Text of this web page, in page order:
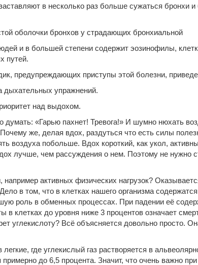
в несколько раз больше сужаться
оболочки бронхов у страдающих бронхиальной
и в большей степени содержит эозинофилы,
путей.
предупреждающих приступы этой болезни,
дыхательных упражнений.
над выдохом.
«Гарью пахнет! Тревога!» И шумно нюхать
же, делая вдох, раздуться что есть силы
воздуха побольше. Вдох короткий, как укол,
лучше, чем рассуждения о нем. Поэтому не нужно
например активных физических нагрузок?
в том, что в клетках нашего организма
роль в обменных процессах. При падении её
в клетках до уровня ниже 3 процентов означает
углекислоту? Всё объясняется довольно просто.
где углекислый газ растворяется в
примерно до 6,5 процента. Значит, что очень важно